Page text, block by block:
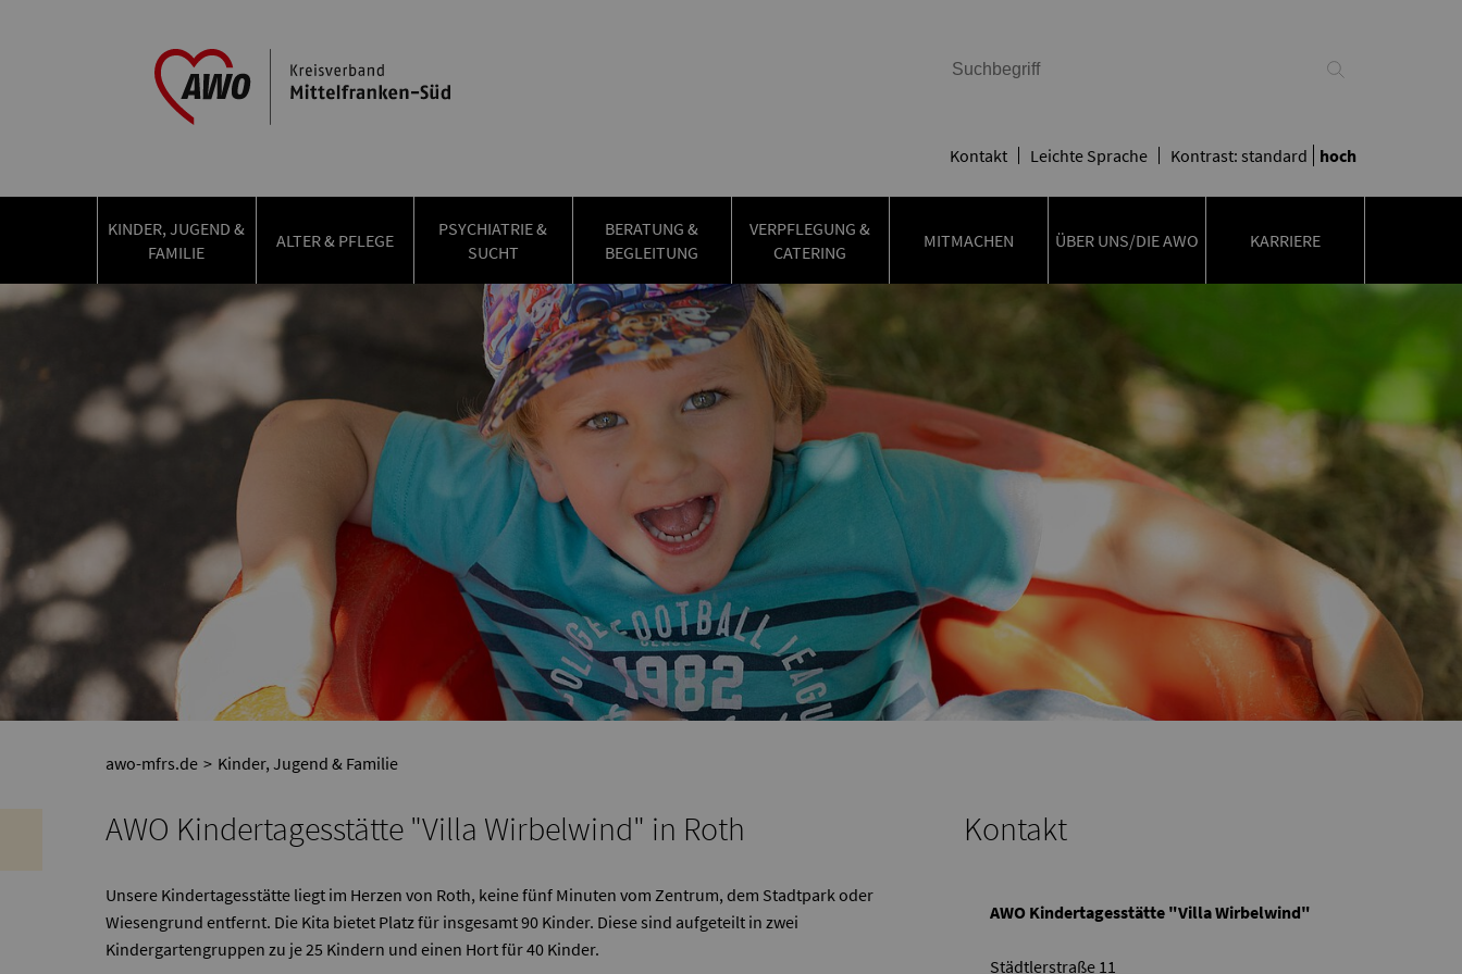
Kontakt Leichte Sprache Kontrast: standard hoch
KINDER, JUGEND &
FAMILIE
ALTER & PFLEGE
PSYCHIATRIE &
SUCHT
BERATUNG &
BEGLEITUNG
VERPFLEGUNG &
CATERING
MITMACHEN ÜBER UNS/DIE AWO KARRIERE
awo-mfrs.de Kinder, Jugend & Familie
AWO Kindertagesstätte "Villa Wirbelwind" in Roth
Unsere Kindertagesstätte liegt im Herzen von Roth, keine fünf Minuten vom Zentrum, dem Stadtpark oder
Wiesengrund entfernt. Die Kita bietet Platz für insgesamt 90 Kinder. Diese sind aufgeteilt in zwei
Kindergartengruppen zu je 25 Kindern und einen Hort für 40 Kinder.
Kontakt
AWO Kindertagesstätte "Villa Wirbelwind"
Städtlerstraße 11